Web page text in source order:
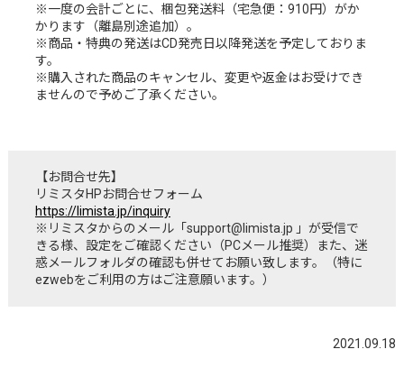
※一度の会計ごとに、梱包発送料（宅急便：910円）がか
かります（離島別途追加）。
※商品・特典の発送はCD発売日以降発送を予定しておりま
す。
※購入された商品のキャンセル、変更や返金はお受けでき
ませんので予めご了承ください。
【お問合せ先】
リミスタHPお問合せフォーム
https://limista.jp/inquiry
※リミスタからのメール「support@limista.jp 」が受信で
きる様、設定をご確認ください（PCメール推奨）また、迷
惑メールフォルダの確認も併せてお願い致します。（特に
ezwebをご利用の方はご注意願います。）
2021.09.18